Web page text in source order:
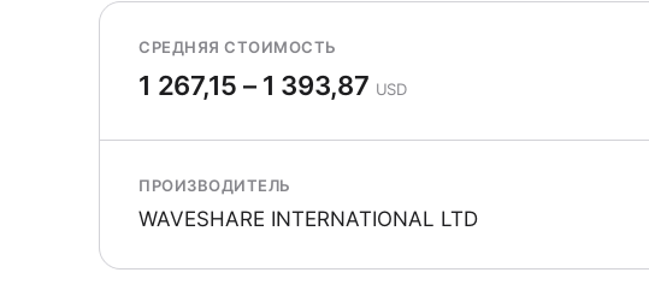
СРЕДНЯЯ СТОИМОСТЬ
1 267,15 – 1 393,87 USD
ПРОИЗВОДИТЕЛЬ
WAVESHARE INTERNATIONAL LTD